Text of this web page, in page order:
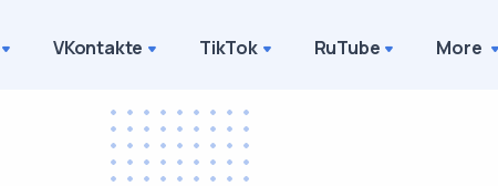
VKontakte TikTok RuTube More